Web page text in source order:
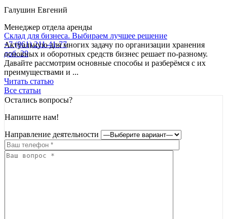
Галушин Евгений
Менеджер отдела аренды
+7 (861) 211-41-77
доб. 29
Бобров Никита
Склад для бизнеса. Выбираем лучшее решение
Актуальную для многих задачу по организации хранения
основных и оборотных средств бизнес решает по-разному.
Давайте рассмотрим основные способы и разберёмся с их
преимуществами и ...
Читать статью
Все статьи
Остались вопросы?
Напишите нам!
Направление деятельности